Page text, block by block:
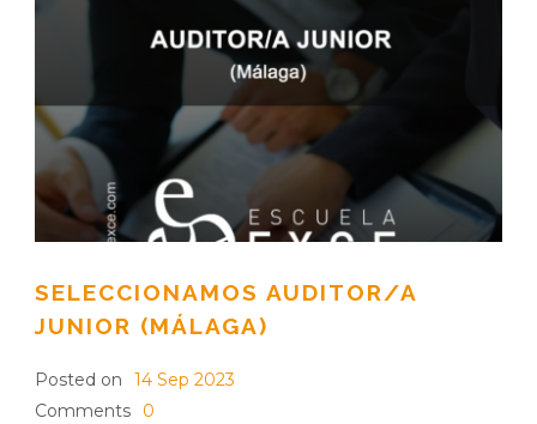
SELECCIONAMOS AUDITOR/A
JUNIOR (MÁLAGA)
Posted on
14 Sep 2023
Comments
0